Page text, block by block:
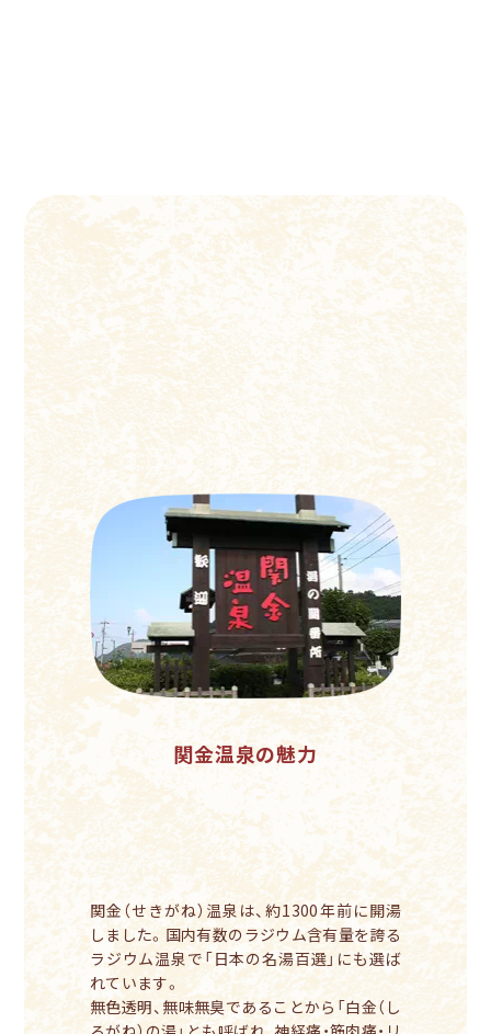
関金温泉の魅力
関金（せきがね）温泉は、約1300年前に開湯
しました。国内有数のラジウム含有量を誇る
ラジウム温泉で「日本の名湯百選」にも選ば
れています。
無色透明、無味無臭であることから「白金（し